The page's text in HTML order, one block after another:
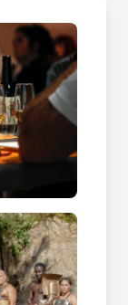
científica
als
o